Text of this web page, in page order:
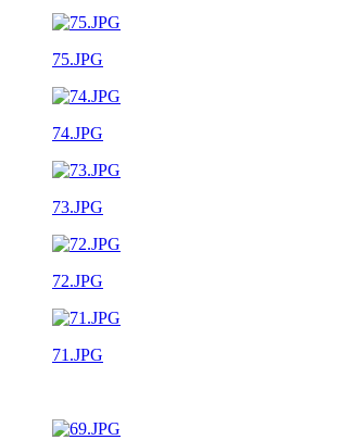
75.JPG
74.JPG
73.JPG
72.JPG
71.JPG